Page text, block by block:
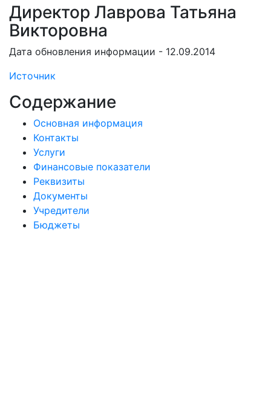
Директор Лаврова Татьяна
Викторовна
Дата обновления информации - 12.09.2014
Источник
Содержание
Основная информация
Контакты
Услуги
Финансовые показатели
Реквизиты
Документы
Учредители
Бюджеты